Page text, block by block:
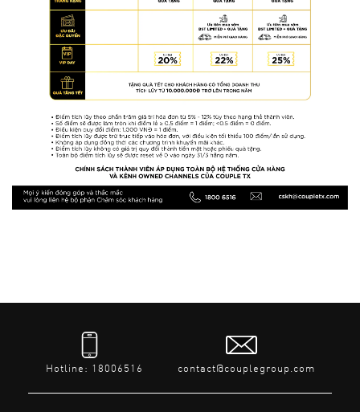
Hotline: 18006516 contact@couplegroup.com